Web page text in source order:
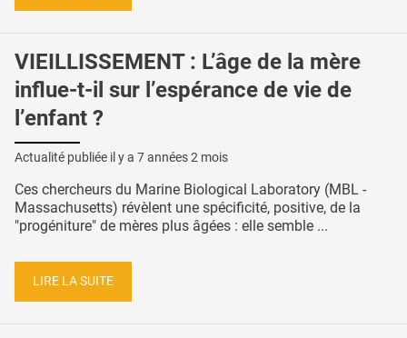
VIEILLISSEMENT : L’âge de la mère
influe-t-il sur l’espérance de vie de
l’enfant ?
Actualité publiée il y a 7 années 2 mois
Ces chercheurs du Marine Biological Laboratory (MBL -
Massachusetts) révèlent une spécificité, positive, de la
"progéniture" de mères plus âgées : elle semble ...
LIRE LA SUITE